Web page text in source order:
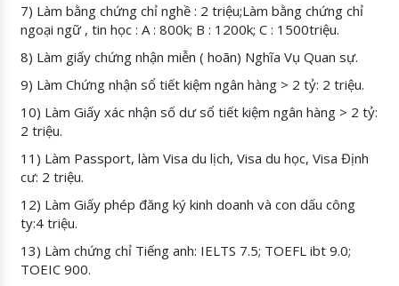
7) Làm bằng chứng chỉ nghề : 2 triệu;Làm bằng chứng chỉ
ngoại ngữ , tin học : A : 800k; B : 1200k; C : 1500triệu.
8) Làm giấy chứng nhận miễn ( hoãn) Nghĩa Vụ Quan sự.
9) Làm Chứng nhận sổ tiết kiệm ngân hàng > 2 tỷ: 2 triệu.
10) Làm Giấy xác nhận số dư sổ tiết kiệm ngân hàng > 2 tỷ:
2 triệu.
11) Làm Passport, làm Visa du lịch, Visa du học, Visa Định
cư: 2 triệu.
12) Làm Giấy phép đăng ký kinh doanh và con dấu công
ty:4 triệu.
13) Làm chứng chỉ Tiếng anh: IELTS 7.5; TOEFL ibt 9.0;
TOEIC 900.